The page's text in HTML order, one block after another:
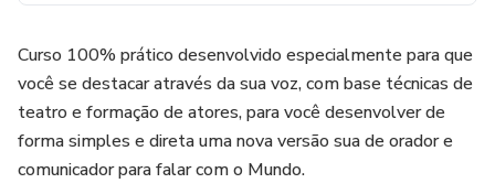
Curso 100% prático desenvolvido especialmente para que
você se destacar através da sua voz, com base técnicas de
teatro e formação de atores, para você desenvolver de
forma simples e direta uma nova versão sua de orador e
comunicador para falar com o Mundo.